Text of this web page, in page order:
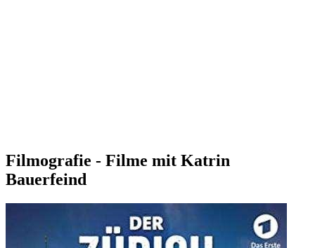
Filmografie - Filme mit Katrin
Bauerfeind